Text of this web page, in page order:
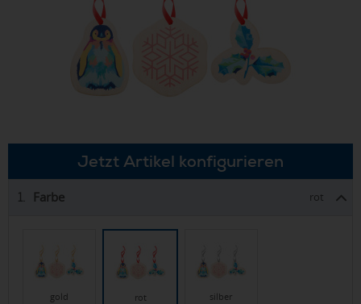
Jetzt Artikel konfigurieren
1. Farbe rot
gold rot silber